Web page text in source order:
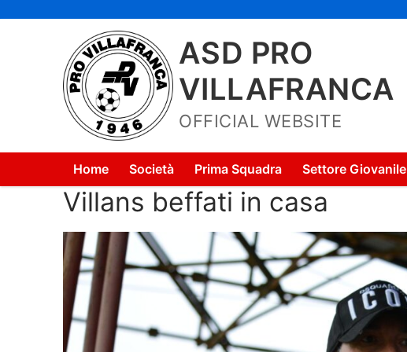
ASD PRO
VILLAFRANCA
OFFICIAL WEBSITE
Home Società Prima Squadra Settore Giovanile
Villans beffati in casa